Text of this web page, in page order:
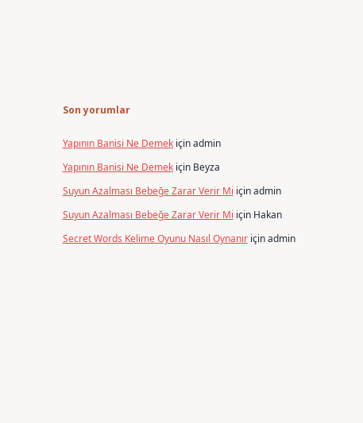
Son yorumlar
Yapının Banisi Ne Demekiçinadmin
Yapının Banisi Ne Demekiçin Beyza
Suyun Azalması Bebeğe Zarar Verir Mi içinadmin
Suyun Azalması Bebeğe Zarar Verir Mi için Hakan
Secret Words Kelime Oyunu Nasıl Oynanıriçinadmin